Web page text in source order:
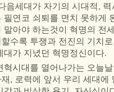
음세대가 자기의 시대적,
필연코 쇠퇴를 면치 못하게
말아야 하는것이 혁명의 전
수록 투쟁과 전진의 기치
대가 지녔던 혁명정신이다.
혁시대를 열어나가는 오늘
, 로력에 앞서 우리 세대에